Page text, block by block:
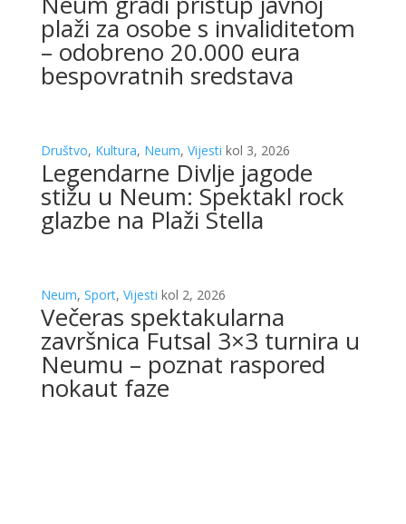
plaži za osobe s invaliditetom
– odobreno 20.000 eura
bespovratnih sredstava
Društvo, Kultura, Neum, Vijesti kol 3, 2026
Legendarne Divlje jagode
stižu u Neum: Spektakl rock
glazbe na Plaži Stella
Neum, Sport, Vijesti kol 2, 2026
Večeras spektakularna
završnica Futsal 3×3 turnira u
Neumu – poznat raspored
nokaut faze